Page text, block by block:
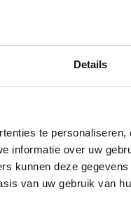
Details
te
informatie over uw
kunnen deze
van uw gebruik van
Support